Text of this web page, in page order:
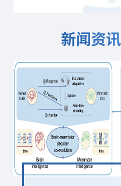
新闻资讯